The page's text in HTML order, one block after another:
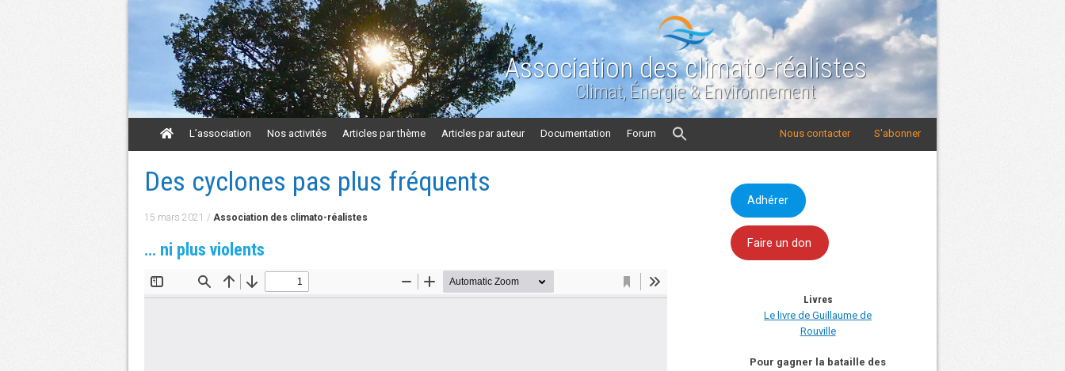
Association des climato-réalistes
Climat, Énergie & Environnement
L’association Nos activités Articles par thème Articles par auteur Documentation Forum S'abonner
Nous contacter
Des cyclones pas plus fréquents
15 mars 2021 / Association des climato-réalistes
… ni plus violents
Adhérer
Faire un don
Livres
Le livre de Guillaume de
Rouville
Pour gagner la bataille des